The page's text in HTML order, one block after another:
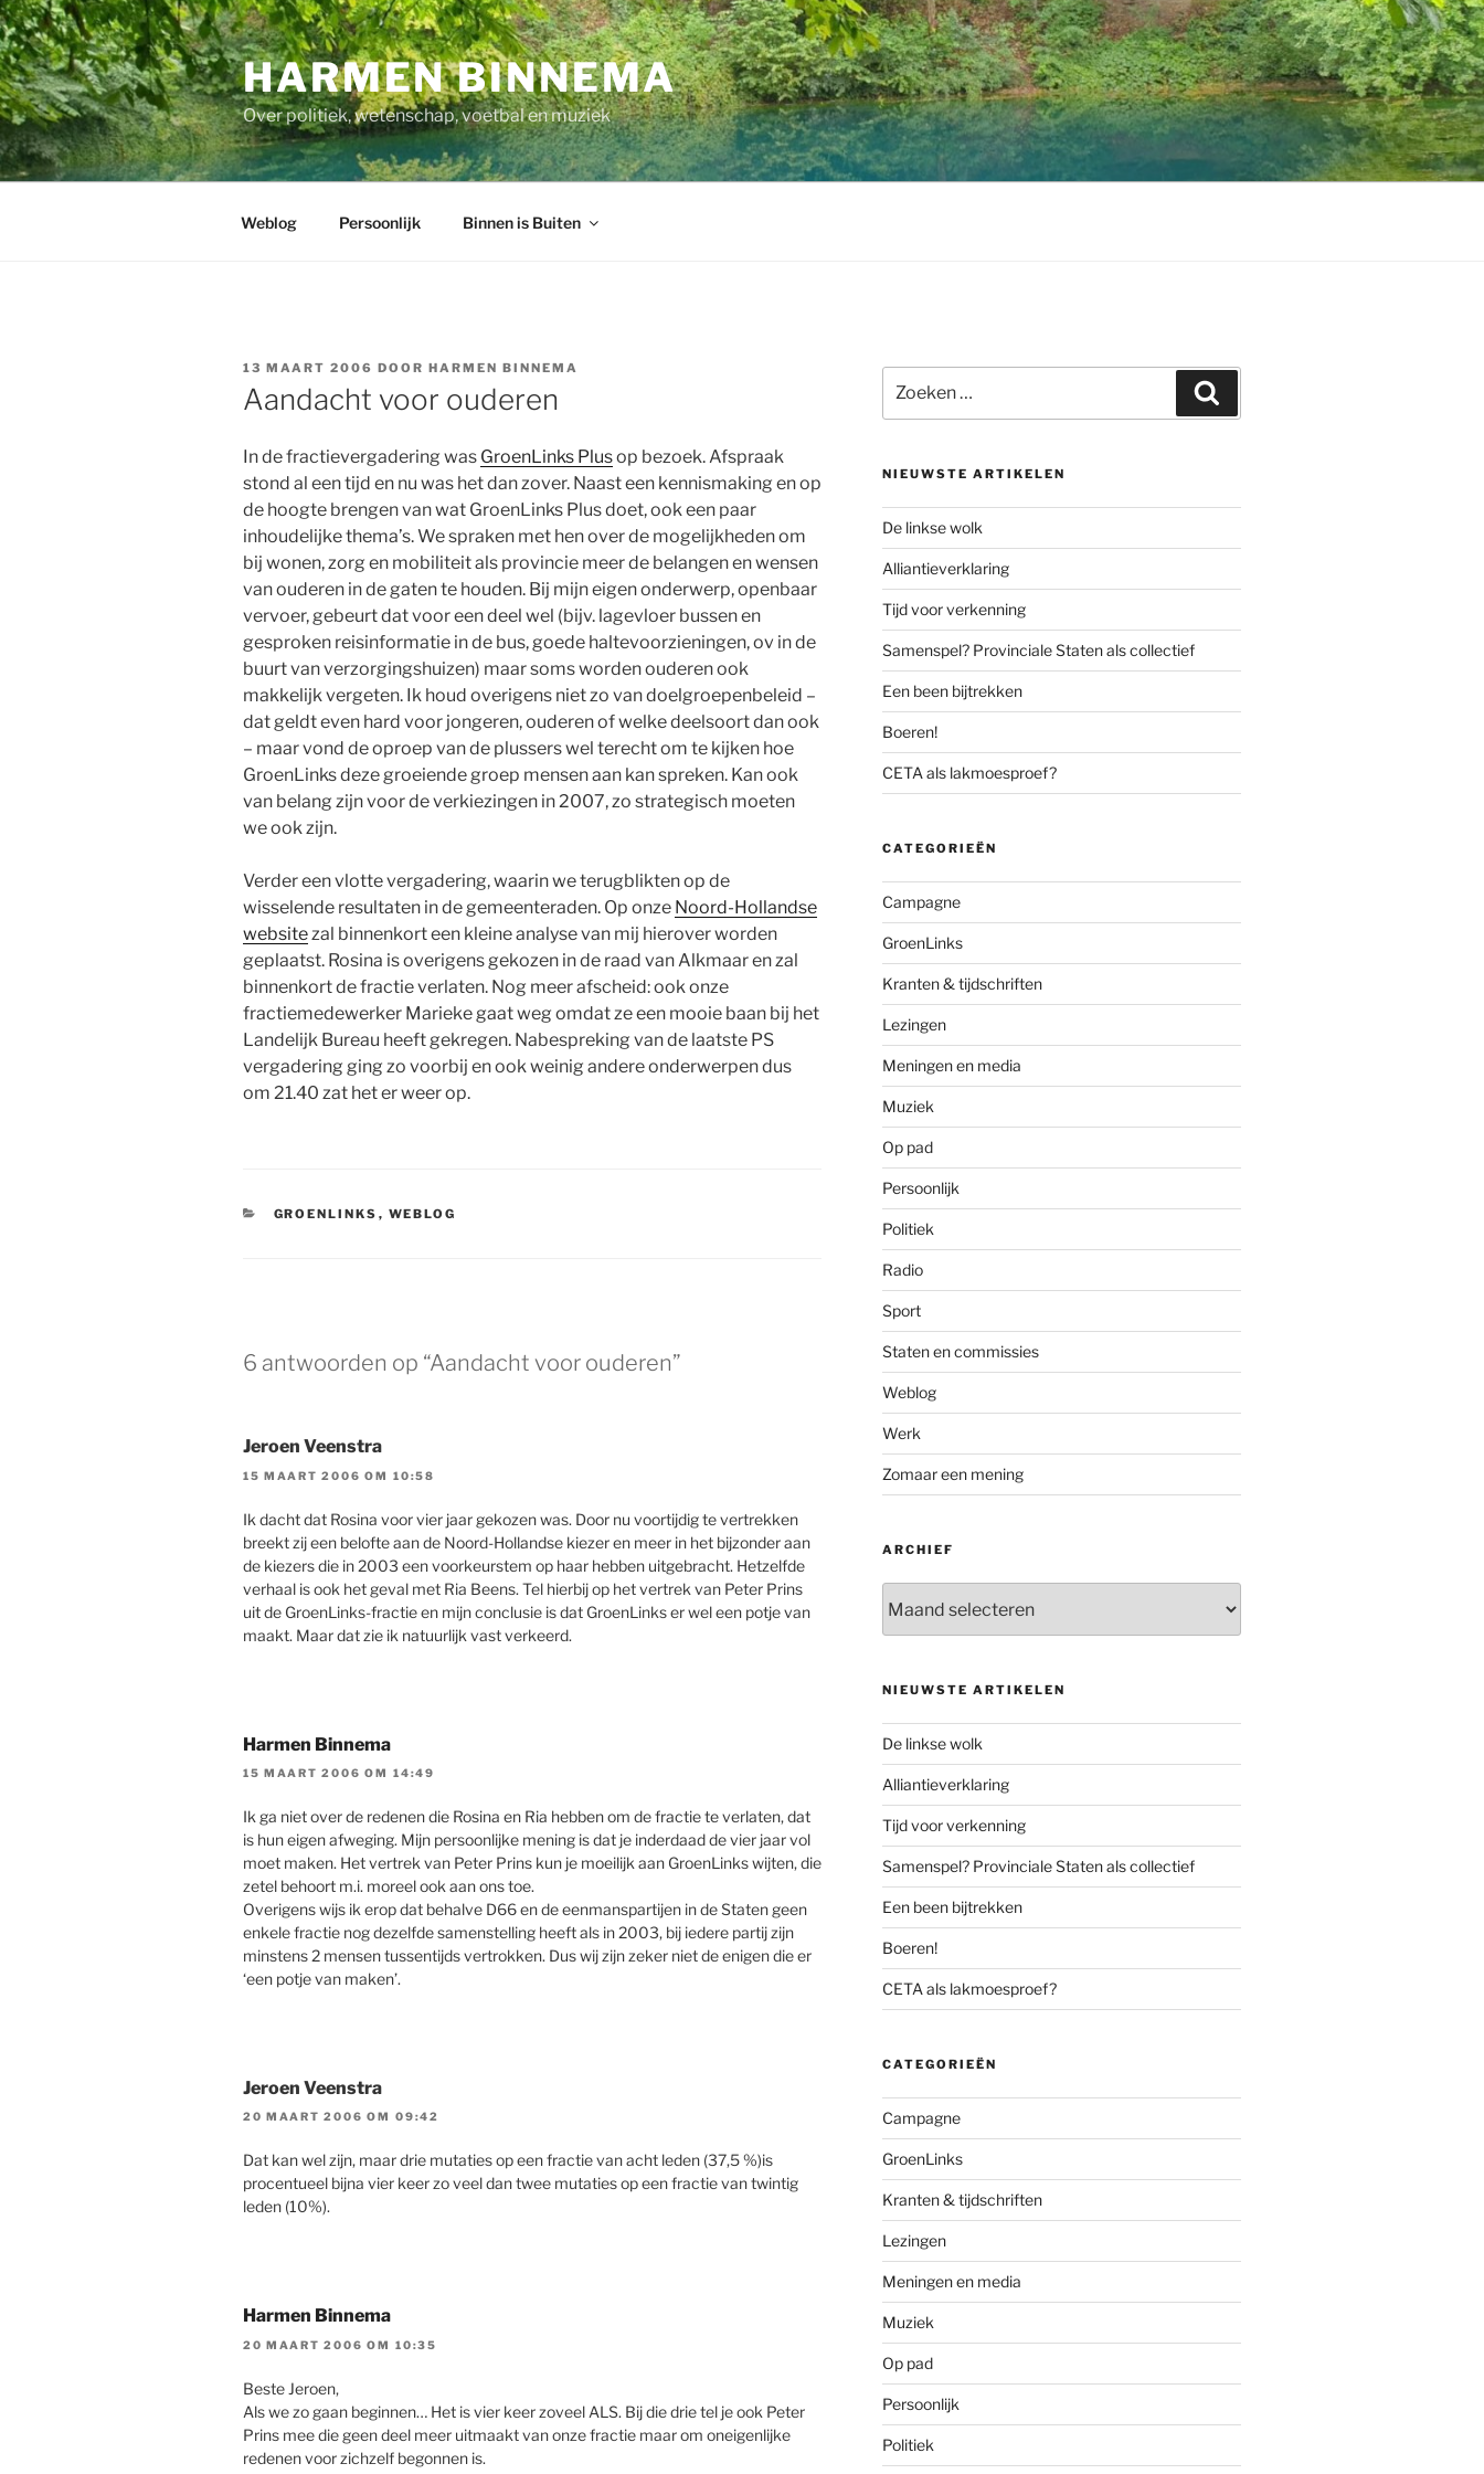
Ga
naar
de
inhoud
HARMEN BINNEMA
Over politiek, wetenschap, voetbal en muziek
Weblog Persoonlijk Binnen is Buiten
GEPLAATST
OP
13 MAART 2006 DOOR HARMEN BINNEMA
Aandacht voor ouderen
In de fractievergadering was GroenLinks Plusop bezoek. Afspraak
stond al een tijd en nu was het dan zover. Naast een kennismaking en op
de hoogte brengen van wat GroenLinks Plus doet, ook een paar
inhoudelijke thema’s. We spraken met hen over de mogelijkheden om
bij wonen, zorg en mobiliteit als provincie meer de belangen en wensen
van ouderen in de gaten te houden. Bij mijn eigen onderwerp, openbaar
vervoer, gebeurt dat voor een deel wel (bijv. lagevloer bussen en
gesproken reisinformatie in de bus, goede haltevoorzieningen, ov in de
buurt van verzorgingshuizen) maar soms worden ouderen ook
makkelijk vergeten. Ik houd overigens niet zo van doelgroepenbeleid –
dat geldt even hard voor jongeren, ouderen of welke deelsoort dan ook
– maar vond de oproep van de plussers wel terecht om te kijken hoe
GroenLinks deze groeiende groep mensen aan kan spreken. Kan ook
van belang zijn voor de verkiezingen in 2007, zo strategisch moeten
we ook zijn.
Verder een vlotte vergadering, waarin we terugblikten op de
wisselende resultaten in de gemeenteraden. Op onze Noord-Hollandse
websitezal binnenkort een kleine analyse van mij hierover worden
geplaatst. Rosina is overigens gekozen in de raad van Alkmaar en zal
binnenkort de fractie verlaten. Nog meer afscheid: ook onze
fractiemedewerker Marieke gaat weg omdat ze een mooie baan bij het
Landelijk Bureau heeft gekregen. Nabespreking van de laatste PS
vergadering ging zo voorbij en ook weinig andere onderwerpen dus
om 21.40 zat het er weer op.
CATEGORIEËN
GROENLINKS , WEBLOG
6 antwoorden op “Aandacht voor ouderen”
Jeroen Veenstra
15 MAART 2006 OM 10:58
Ik dacht dat Rosina voor vier jaar gekozen was. Door nu voortijdig te vertrekken
breekt zij een belofte aan de Noord-Hollandse kiezer en meer in het bijzonder aan
de kiezers die in 2003 een voorkeurstem op haar hebben uitgebracht. Hetzelfde
verhaal is ook het geval met Ria Beens. Tel hierbij op het vertrek van Peter Prins
uit de GroenLinks-fractie en mijn conclusie is dat GroenLinks er wel een potje van
maakt. Maar dat zie ik natuurlijk vast verkeerd.
Harmen Binnema
15 MAART 2006 OM 14:49
Ik ga niet over de redenen die Rosina en Ria hebben om de fractie te verlaten, dat
is hun eigen afweging. Mijn persoonlijke mening is dat je inderdaad de vier jaar vol
moet maken. Het vertrek van Peter Prins kun je moeilijk aan GroenLinks wijten, die
zetel behoort m.i. moreel ook aan ons toe.
Overigens wijs ik erop dat behalve D66 en de eenmanspartijen in de Staten geen
enkele fractie nog dezelfde samenstelling heeft als in 2003, bij iedere partij zijn
minstens 2 mensen tussentijds vertrokken. Dus wij zijn zeker niet de enigen die er
‘een potje van maken’.
Jeroen Veenstra
20 MAART 2006 OM 09:42
Dat kan wel zijn, maar drie mutaties op een fractie van acht leden (37,5 %)is
procentueel bijna vier keer zo veel dan twee mutaties op een fractie van twintig
leden (10%).
Harmen Binnema
20 MAART 2006 OM 10:35
Beste Jeroen,
Als we zo gaan beginnen… Het is vier keer zoveel ALS. Bij die drie tel je ook Peter
Prins mee die geen deel meer uitmaakt van onze fractie maar om oneigenlijke
redenen voor zichzelf begonnen is.
naar:
NIEUWSTE ARTIKELEN
De linkse wolk
Alliantieverklaring
Tijd voor verkenning
Samenspel? Provinciale Staten als collectief
Een been bijtrekken
Boeren!
CETA als lakmoesproef?
CATEGORIEËN
Campagne
GroenLinks
Kranten & tijdschriften
Lezingen
Meningen en media
Muziek
Op pad
Persoonlijk
Politiek
Radio
Sport
Staten en commissies
Weblog
Werk
Zomaar een mening
ARCHIEF
NIEUWSTE ARTIKELEN
De linkse wolk
Alliantieverklaring
Tijd voor verkenning
Samenspel? Provinciale Staten als collectief
Een been bijtrekken
Boeren!
CETA als lakmoesproef?
CATEGORIEËN
Campagne
GroenLinks
Kranten & tijdschriften
Lezingen
Meningen en media
Muziek
Op pad
Persoonlijk
Politiek